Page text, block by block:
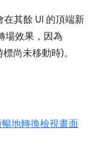
其餘 UI 的頂端新
場效果，因為
尚未移動時)。
地轉換檢視畫面